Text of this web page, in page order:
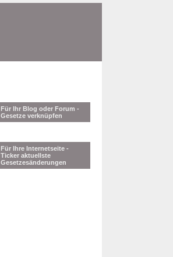
Für Ihr Blog oder Forum -
Gesetze verknüpfen
Für Ihre Internetseite -
Ticker aktuellste
Gesetzesänderungen